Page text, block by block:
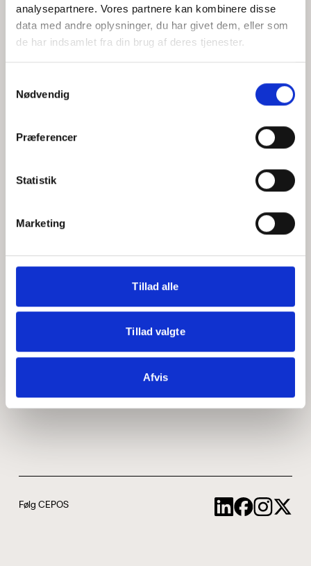
analysepartnere. Vores partnere kan kombinere disse
data med andre oplysninger, du har givet dem, eller som
de har indsamlet fra din brug af deres tjenester.
Nødvendig
Præferencer
Statistik
Marketing
Tillad alle
Tillad valgte
Afvis
Jeg accepterer behandlingen af mine personoplysninger i
henhold tilprivatlivspolitikken
Hvem er CEPOS
Medarbejdere
ABCepos
Podcast
Følg CEPOS